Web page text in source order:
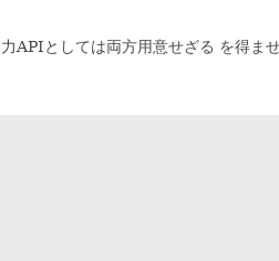
としては両方用意せざる を得ませ